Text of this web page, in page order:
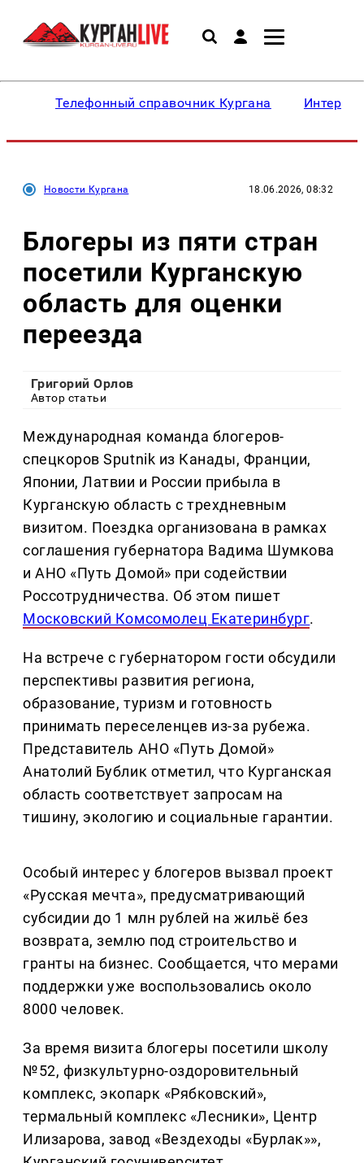
Телефонный справочник Кургана
Новости Кургана 18.06.2026, 08:32
Блогеры из пяти стран
посетили Курганскую
область для оценки
переезда
Григорий Орлов
Автор статьи
Международная команда блогеров-
спецкоров Sputnik из Канады, Франции,
Японии, Латвии и России прибыла в
Курганскую область с трехдневным
визитом. Поездка организована в рамках
соглашения губернатора Вадима Шумкова
и АНО «Путь Домой» при содействии
Россотрудничества. Об этом пишет
Московский Комсомолец Екатеринбург.
На встрече с губернатором гости обсудили
перспективы развития региона,
образование, туризм и готовность
принимать переселенцев из-за рубежа.
Представитель АНО «Путь Домой»
Анатолий Бублик отметил, что Курганская
область соответствует запросам на
тишину, экологию и социальные гарантии.
Особый интерес у блогеров вызвал проект
«Русская мечта», предусматривающий
субсидии до 1 млн рублей на жильё без
возврата, землю под строительство и
гранты на бизнес. Сообщается, что мерами
поддержки уже воспользовались около
8000 человек.
За время визита блогеры посетили школу
№52, физкультурно-оздоровительный
комплекс, экопарк «Рябковский»,
термальный комплекс «Лесники», Центр
Илизарова, завод «Вездеходы «Бурлак»»,